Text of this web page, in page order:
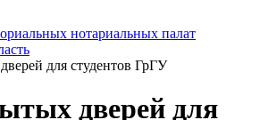
нотариальных палат
для студентов ГрГУ
дверей для